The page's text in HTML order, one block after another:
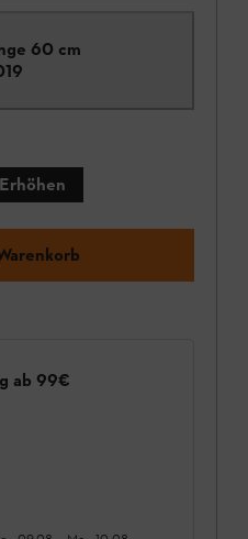
60 cm
Erhöhen
ab 99€